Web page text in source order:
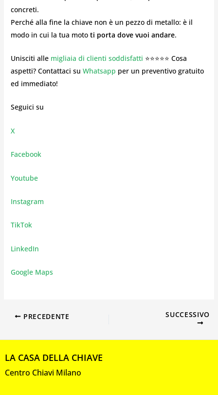
concreti.
Perché alla fine la chiave non è un pezzo di metallo: è il
modo in cui la tua moto ti porta dove vuoi andare.
Unisciti alle migliaia di clienti soddisfatti ⭐⭐⭐⭐⭐ Cosa
aspetti? Contattaci su Whatsapp per un preventivo gratuito
ed immediato!
Seguici su
X
Facebook
Youtube
Instagram
TikTok
LinkedIn
Google Maps
PRECEDENTE SUCCESSIVO
LA CASA DELLA CHIAVE
Centro Chiavi Milano